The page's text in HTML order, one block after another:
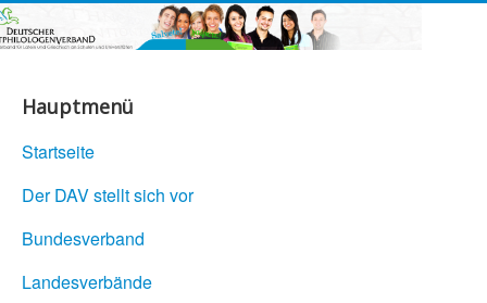
Hauptmenü
Startseite
Der DAV stellt sich vor
Bundesverband
Landesverbände